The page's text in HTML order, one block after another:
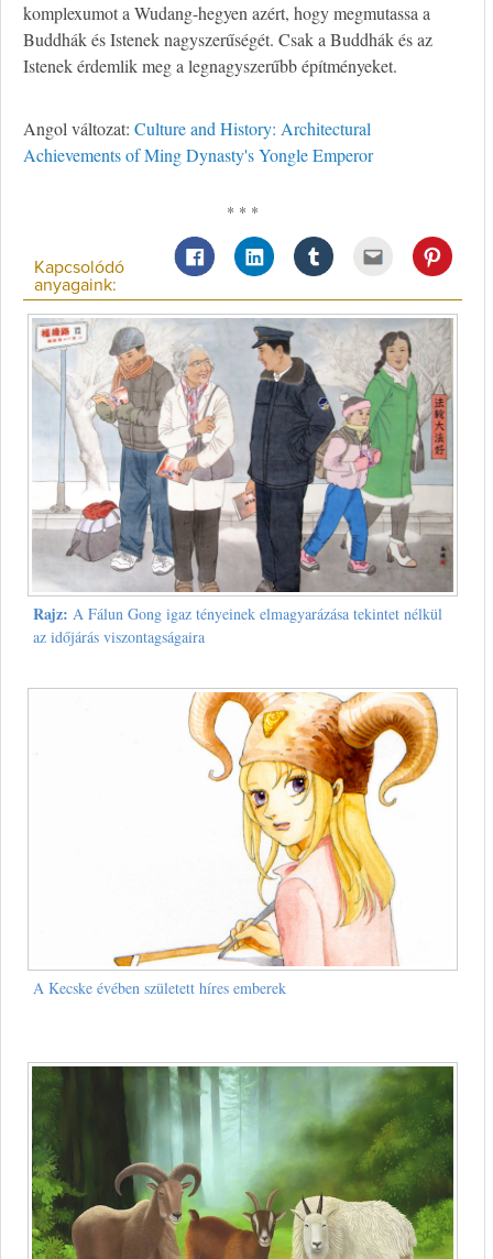
komplexumot a Wudang-hegyen azért, hogy megmutassa a
Buddhák és Istenek nagyszerűségét. Csak a Buddhák és az
Istenek érdemlik meg a legnagyszerűbb építményeket.
Angol változat: Culture and History: Architectural
Achievements of Ming Dynasty's Yongle Emperor
* * *
Kapcsolódó
anyagaink:
Rajz: A Fálun Gong igaz tényeinek elmagyarázása tekintet nélkül
az időjárás viszontagságaira
A Kecske évében született híres emberek